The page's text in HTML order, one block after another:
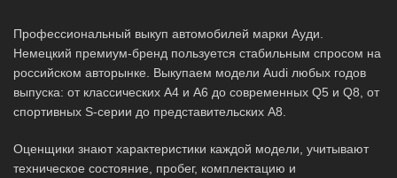
Профессиональный выкуп автомобилей марки Ауди.
Немецкий премиум-бренд пользуется стабильным спросом на
российском авторынке. Выкупаем модели Audi любых годов
выпуска: от классических A4 и A6 до современных Q5 и Q8, от
спортивных S-серии до представительских A8.
Оценщики знают характеристики каждой модели, учитывают
техническое состояние, пробег, комплектацию и